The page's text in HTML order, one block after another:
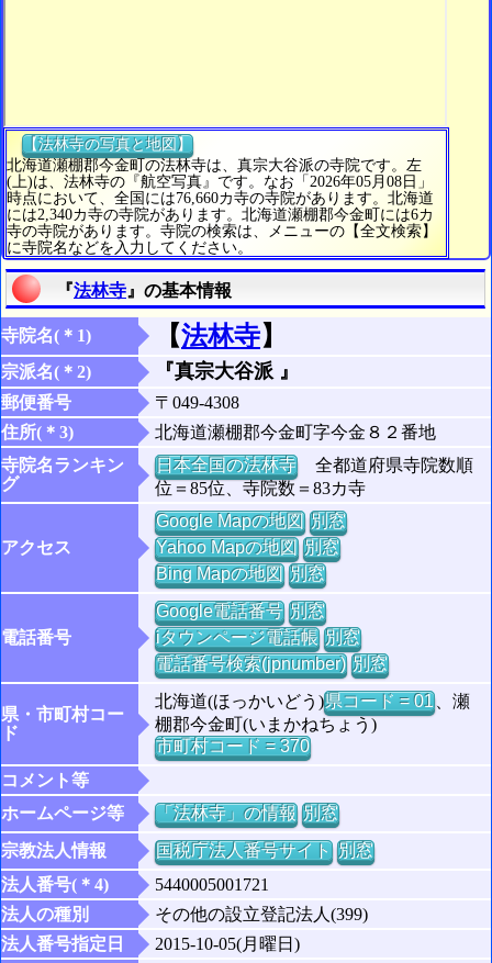
【法林寺の写真と地図】
北海道瀬棚郡今金町の法林寺は、真宗大谷派の寺院です。左
(上)は、法林寺の『航空写真』です。なお「2026年05月08日」
時点において、全国には76,660カ寺の寺院があります。北海道
には2,340カ寺の寺院があります。北海道瀬棚郡今金町には6カ
寺の寺院があります。寺院の検索は、メニューの【全文検索】
に寺院名などを入力してください。
『法林寺 』の基本情報
寺院名(＊1) 【法林寺】
宗派名(＊2) 『真宗大谷派 』
郵便番号
〒049-4308
住所(＊3)
北海道瀬棚郡今金町字今金８２番地
寺院名ランキン
グ
日本全国の法林寺全都道府県寺院数順
位＝85位、寺院数＝83カ寺
アクセス
Google Mapの地図 別窓
Yahoo Mapの地図 別窓
Bing Mapの地図 別窓
電話番号
Google電話番号 別窓
iタウンページ電話帳 別窓
電話番号検索(jpnumber) 別窓
県・市町村コー
ド
北海道(ほっかいどう)県コード = 01、瀬
棚郡今金町(いまかねちょう)
市町村コード = 370
コメント等
ホームページ等
「法林寺」の情報 別窓
宗教法人情報
国税庁法人番号サイト 別窓
法人番号(＊4)
5440005001721
法人の種別
その他の設立登記法人(399)
法人番号指定日
2015-10-05(月曜日)